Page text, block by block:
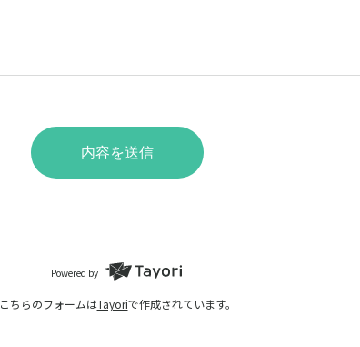
内容を送信
Powered by
こちらのフォームはTayoriで作成されています。